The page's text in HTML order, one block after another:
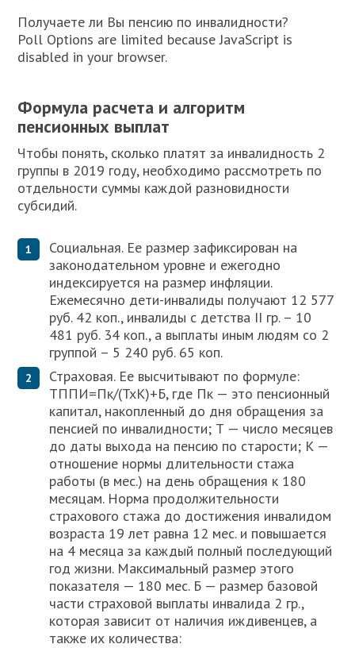
Получаете ли Вы пенсию по инвалидности?
Poll Options are limited because JavaScript is
disabled in your browser.
Формула расчета и алгоритм
пенсионных выплат
Чтобы понять, сколько платят за инвалидность 2
группы в 2019 году, необходимо рассмотреть по
отдельности суммы каждой разновидности
субсидий.
Социальная. Ее размер зафиксирован на
законодательном уровне и ежегодно
индексируется на размер инфляции.
Ежемесячно дети-инвалиды получают 12 577
руб. 42 коп., инвалиды с детства II гр. – 10
481 руб. 34 коп., а выплаты иным людям со 2
группой – 5 240 руб. 65 коп.
Страховая. Ее высчитывают по формуле:
ТППИ=Пк/(ТхК)+Б, где Пк — это пенсионный
капитал, накопленный до дня обращения за
пенсией по инвалидности; Т — число месяцев
до даты выхода на пенсию по старости; К —
отношение нормы длительности стажа
работы (в мес.) на день обращения к 180
месяцам. Норма продолжительности
страхового стажа до достижения инвалидом
возраста 19 лет равна 12 мес. и повышается
на 4 месяца за каждый полный последующий
год жизни. Максимальный размер этого
показателя — 180 мес. Б — размер базовой
части страховой выплаты инвалида 2 гр.,
которая зависит от наличия иждивенцев, а
также их количества: